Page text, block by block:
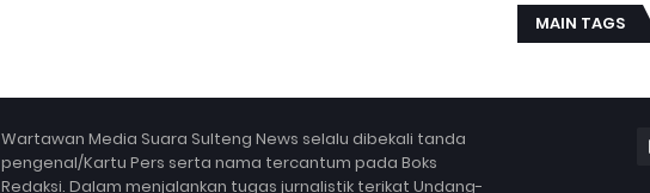
MAIN TAGS
Wartawan Media Suara Sulteng News selalu dibekali tanda
pengenal/Kartu Pers serta nama tercantum pada Boks
Redaksi. Dalam menjalankan tugas jurnalistik terikat Undang-